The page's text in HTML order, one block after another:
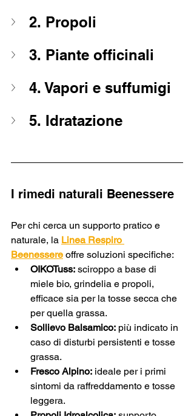
2. Propoli
3. Piante officinali
4. Vapori e suffumigi
5. Idratazione
I rimedi naturali Beenessere
Per chi cerca un supporto pratico e
naturale, la Linea Respiro
Beenessere offre soluzioni specifiche:
OIKOTuss: sciroppo a base di
miele bio, grindelia e propoli,
efficace sia per la tosse secca che
per quella grassa.
Sollievo Balsamico: più indicato in
caso di disturbi persistenti e tosse
grassa.
Fresco Alpino: ideale per i primi
sintomi da raffreddamento e tosse
leggera.